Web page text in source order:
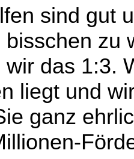
sind gut
zu
wir das 1:3.
liegt und
ganz